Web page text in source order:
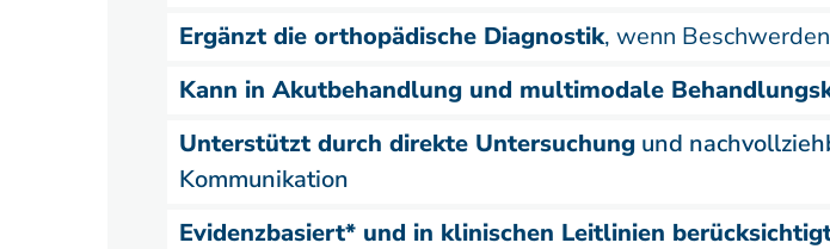
Ergänzt die orthopädische Diagnostik, wenn
Kann in Akutbehandlung und multimodale
Unterstützt durch direkte Untersuchung und
Kommunikation
Evidenzbasiert* und in klinischen Leitlinien